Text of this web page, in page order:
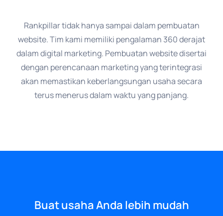
Rankpillar tidak hanya sampai dalam pembuatan
website. Tim kami memiliki pengalaman 360 derajat
dalam digital marketing. Pembuatan website disertai
dengan perencanaan marketing yang terintegrasi
akan memastikan keberlangsungan usaha secara
terus menerus dalam waktu yang panjang.
Buat usaha Anda lebih mudah